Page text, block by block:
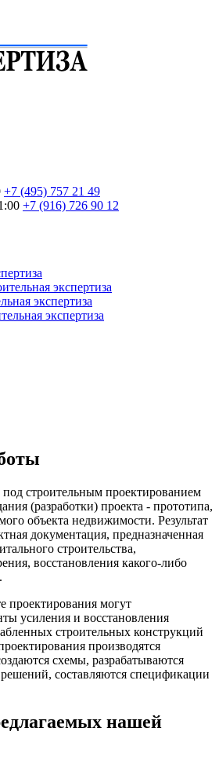
+7 (495) 757 21 49
+7 (916) 726 90 12
экспертиза
экспертиза
экспертиза
строительным проектированием
(разработки) проекта - прототипа,
объекта недвижимости. Результат
документация, предназначенная
строительства,
восстановления какого-либо
проектирования могут
усиления и восстановления
строительных конструкций
производятся
схемы, разрабатываются
составляются спецификации
нашей